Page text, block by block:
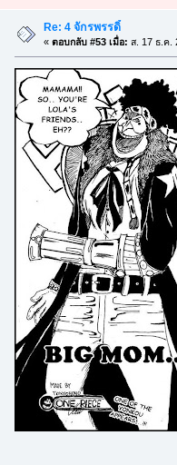
Re: 4 จักรพรรดิ์
« ตอบกลับ #53 เมื่อ: ส. 17 ธ.ค.